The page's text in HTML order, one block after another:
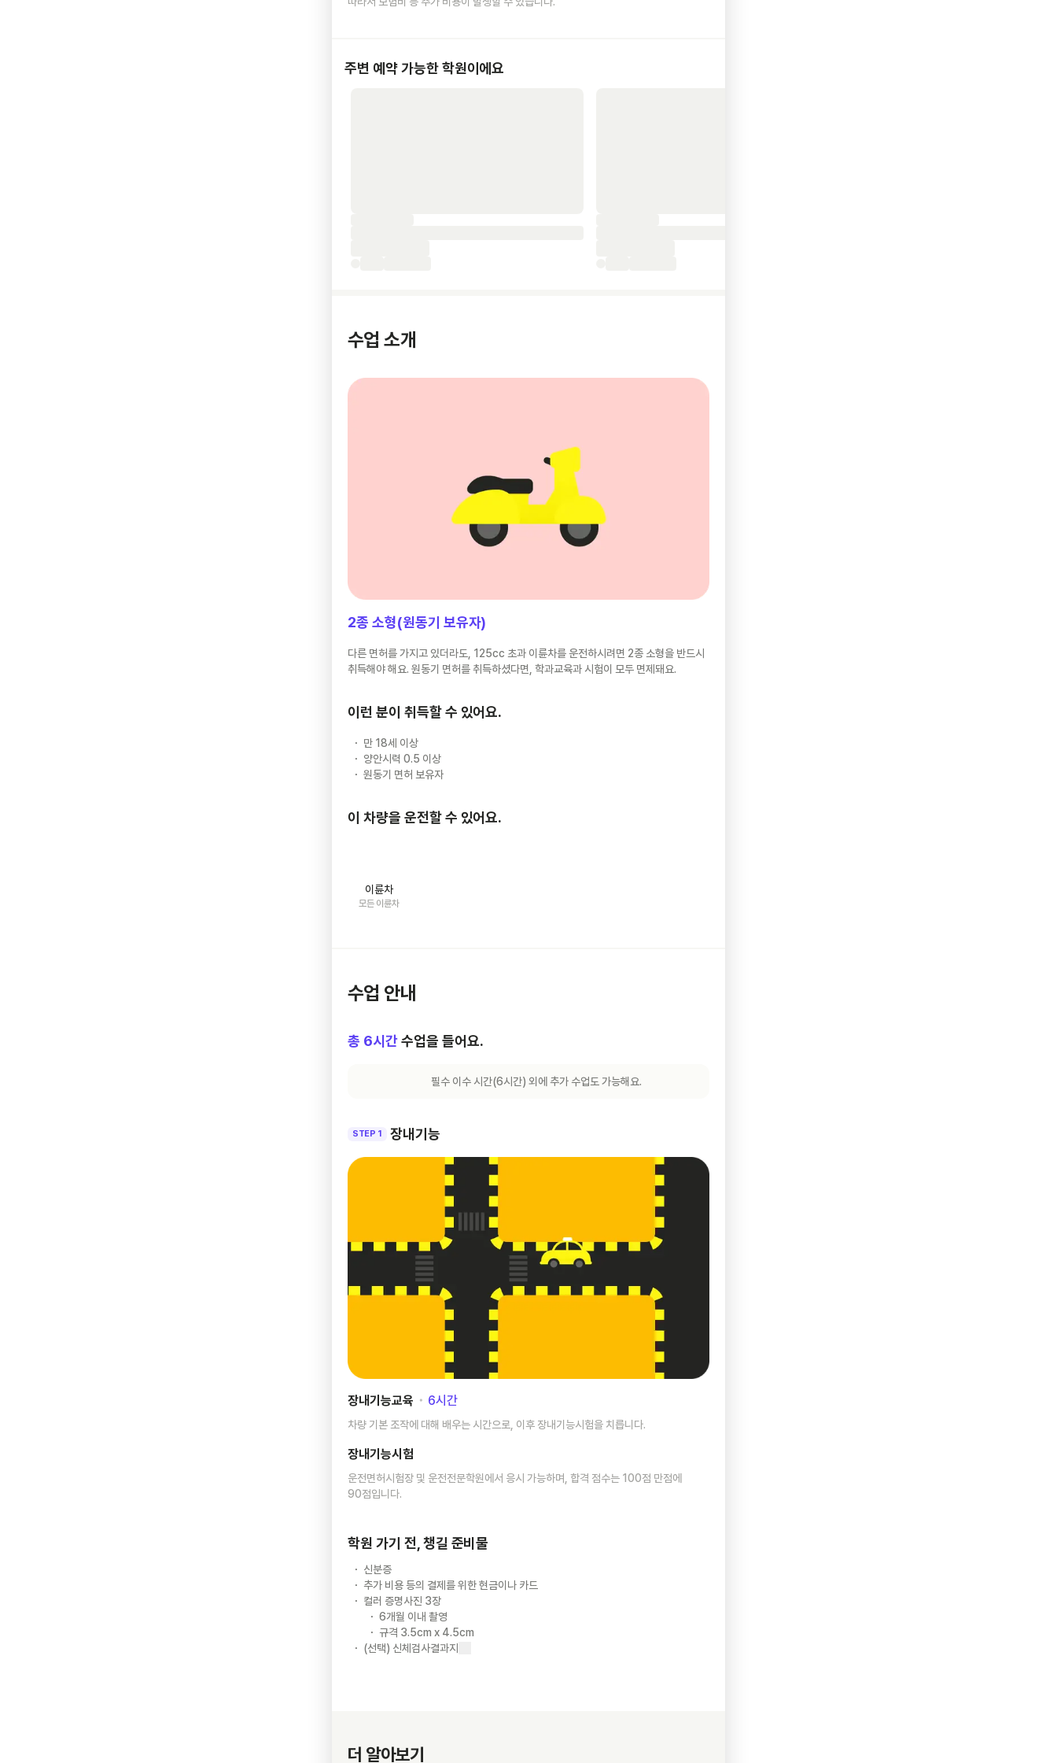
주변 예약 가능한 학원이에요
수업 소개
2종 소형(원동기 보유자)
다른 면허를 가지고 있더라도, 125cc 초과 이륜차를 운전하시려면 2종 소형을 반드시
취득해야 해요. 원동기 면허를 취득하셨다면, 학과교육과 시험이 모두 면제돼요.
이런 분이 취득할 수 있어요.
만 18세 이상
양안시력 0.5 이상
원동기 면허 보유자
이 차량을 운전할 수 있어요.
이륜차
모든 이륜차
수업 안내
총 6시간수업을 들어요.
필수 이수 시간(6시간) 외에 추가 수업도 가능해요.
STEP 1 장내기능
장내기능교육 ･ 6시간
차량 기본 조작에 대해 배우는 시간으로, 이후 장내기능시험을 치릅니다.
장내기능시험
운전면허시험장 및 운전전문학원에서 응시 가능하며, 합격 점수는 100점 만점에
90점입니다.
학원 가기 전, 챙길 준비물
신분증
추가 비용 등의 결제를 위한 현금이나 카드
컬러 증명사진 3장
6개월 이내 촬영
규격 3.5cm x 4.5cm
(선택) 신체검사결과지
더 알아보기